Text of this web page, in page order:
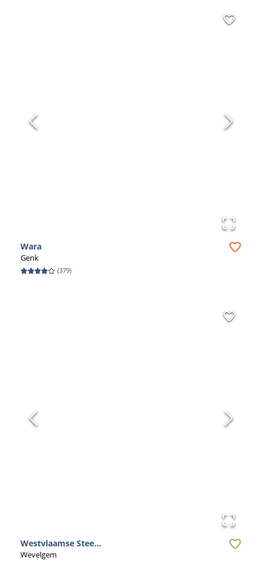
Wara
Genk
(379)
Westvlaamse Stee...
Wevelgem